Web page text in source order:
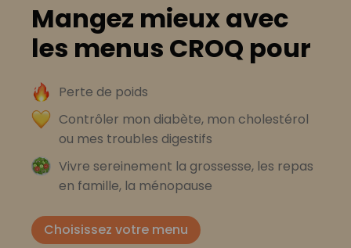
Mangez mieux avec
les menus CROQ pour
Perte de poids
Contrôler mon diabète, mon cholestérol
ou mes troubles digestifs
Vivre sereinement la grossesse, les repas
en famille, la ménopause
Choisissez votre menu